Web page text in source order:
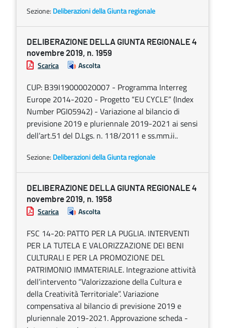
Sezione: Deliberazioni della Giunta regionale
DELIBERAZIONE DELLA GIUNTA REGIONALE 4
novembre 2019, n. 1959
Scarica Ascolta
CUP: B39I19000020007 - Programma Interreg
Europe 2014-2020 - Progetto “EU CYCLE” (Index
Number PGI05942) - Variazione al bilancio di
previsione 2019 e pluriennale 2019-2021 ai sensi
dell’art.51 del D.Lgs. n. 118/2011 e ss.mm.ii..
Sezione: Deliberazioni della Giunta regionale
DELIBERAZIONE DELLA GIUNTA REGIONALE 4
novembre 2019, n. 1958
Scarica Ascolta
FSC 14-20: PATTO PER LA PUGLIA. INTERVENTI
PER LA TUTELA E VALORIZZAZIONE DEI BENI
CULTURALI E PER LA PROMOZIONE DEL
PATRIMONIO IMMATERIALE. Integrazione attività
dell’intervento “Valorizzazione della Cultura e
della Creatività Territoriale”. Variazione
compensativa al bilancio di previsione 2019 e
pluriennale 2019-2021. Approvazione scheda -